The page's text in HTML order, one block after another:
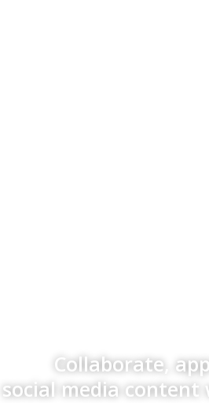
Collaborate,
social media